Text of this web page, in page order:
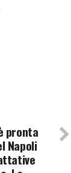
pronta
Napoli